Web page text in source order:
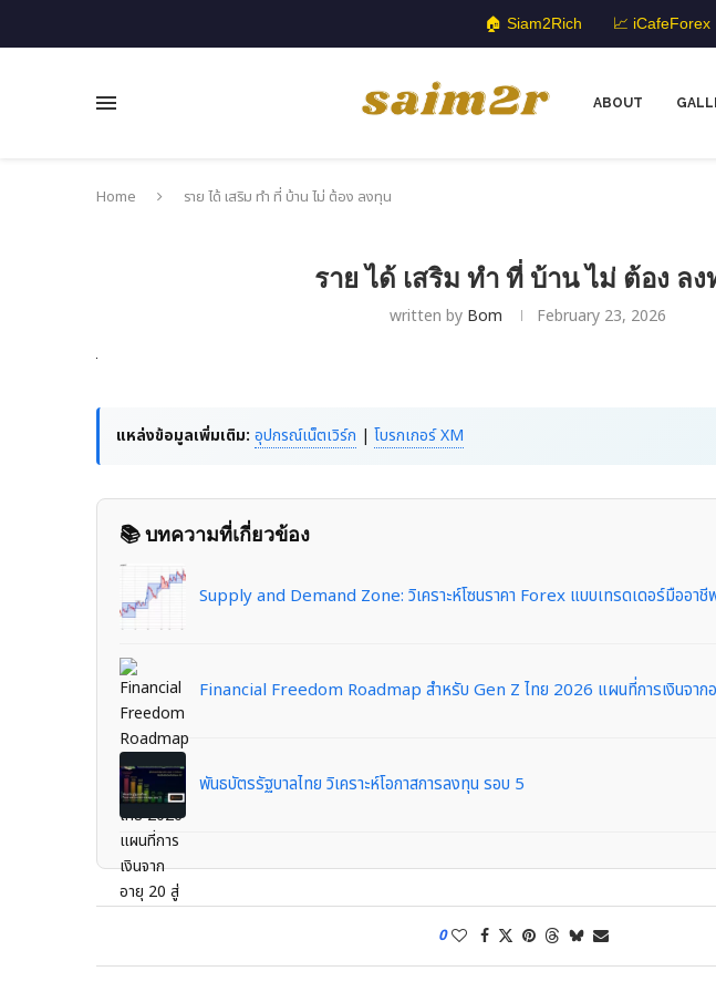
🏠 Siam2Rich 📈 iCafeForex
ABOUT
Home ราย ได้ เสริม ทํา ที่ บ้าน ไม่ ต้อง ลงทุน
ราย ได้ เสริม ทํา ที่ บ้าน ไม่ ต้อง ล
written by Bom February 23, 2026
แหล่งข้อมูลเพิ่มเติม: อุปกรณ์เน็ตเวิร์ก | โบรกเกอร์ XM
📚 บทความที่เกี่ยวข้อง
Supply and Demand Zone: วิเคราะห์โซนราคา Forex แบบเทรดเดอร์มืออาชี
Financial Freedom Roadmap สำหรับ Gen Z ไทย 2026 แผนที่การเงินจาก
พันธบัตรรัฐบาลไทย วิเคราะห์โอกาสการลงทุน รอบ 5
0